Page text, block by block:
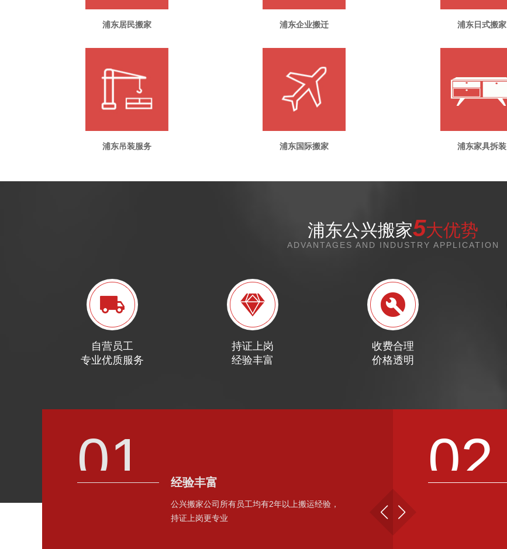
浦东居民搬家 浦东企业搬迁 浦东日式搬家
浦东吊装服务 浦东国际搬家 浦东家具拆装
浦东公兴搬家5大优势
ADVANTAGES AND INDUSTRY APPLICATION
自营员工
专业优质服务
持证上岗
经验丰富
收费合理
价格透明
01 经验丰富
公兴搬家公司所有员工均有2年以上搬运经验，
持证上岗更专业
02